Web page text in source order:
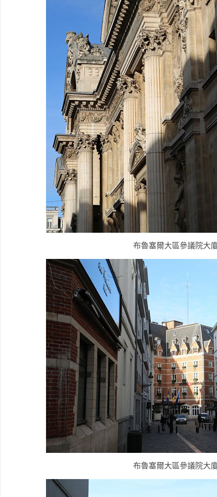
布魯塞爾大區參議院大
布魯塞爾大區參議院大